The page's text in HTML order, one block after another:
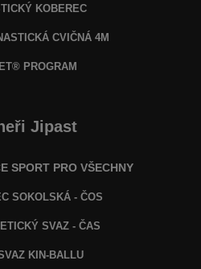
KOBEREC
CVIČNÁ 4M
PROGRAM
Jipast
SPORT PRO VŠECHNY
SOKOLSKÁ - ČOS
SVAZ - ČAS
KIN-BALLU